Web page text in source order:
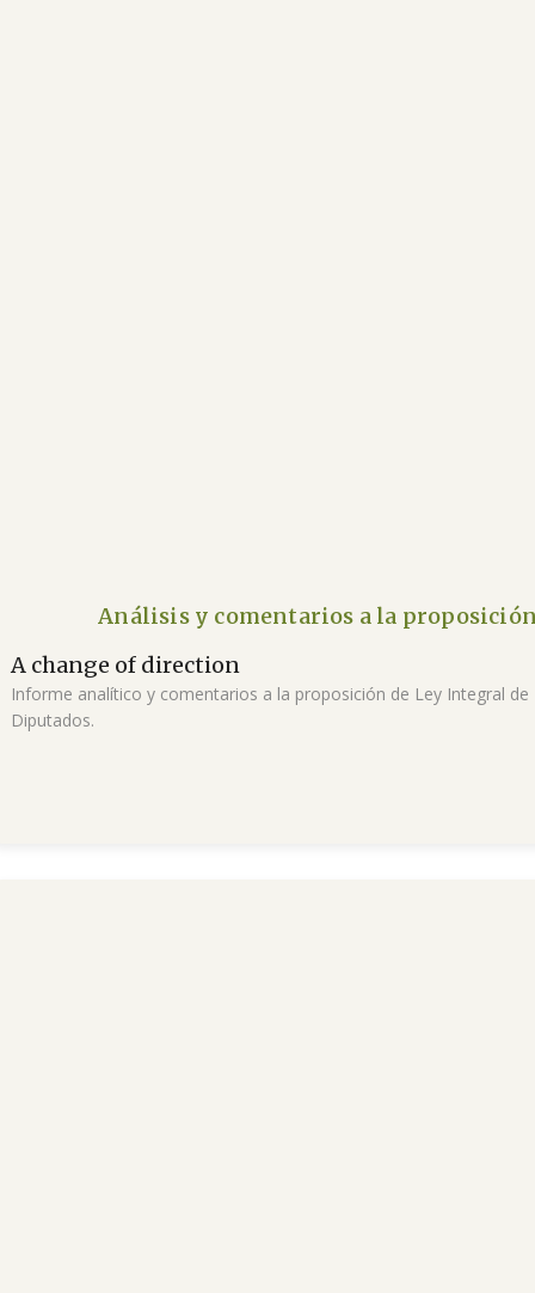
Análisis y comentarios a la
A change of direction
Informe analítico y comentarios a la proposición de Ley Integral
Diputados.